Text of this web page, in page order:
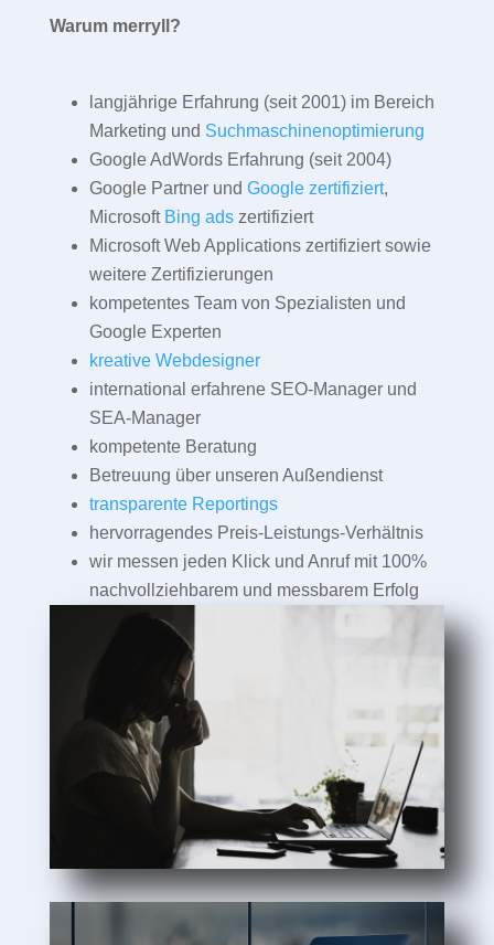
Warum merryll?
langjährige Erfahrung (seit 2001) im Bereich
Marketing und Suchmaschinenoptimierung
Google AdWords Erfahrung (seit 2004)
Google Partner und Google zertifiziert,
Microsoft Bing adszertifiziert
Microsoft Web Applications zertifiziert sowie
weitere Zertifizierungen
kompetentes Team von Spezialisten und
Google Experten
kreative Webdesigner
international erfahrene SEO-Manager und
SEA-Manager
kompetente Beratung
Betreuung über unseren Außendienst
transparente Reportings
hervorragendes Preis-Leistungs-Verhältnis
wir messen jeden Klick und Anruf mit 100%
nachvollziehbarem und messbarem Erfolg